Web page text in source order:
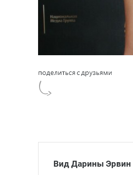
Вид Дарины Эрвин